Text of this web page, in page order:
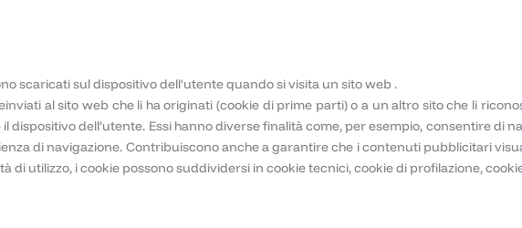
scaricati sul dispositivo dell'utente quando si visita un sito web .
al sito web che li ha originati (cookie di prime parti) o a un altro sito che li
dispositivo dell’utente. Essi hanno diverse finalità come, per esempio, consentire di
di navigazione. Contribuiscono anche a garantire che i contenuti pubblicitari
di utilizzo, i cookie possono suddividersi in cookie tecnici, cookie di profilazione,